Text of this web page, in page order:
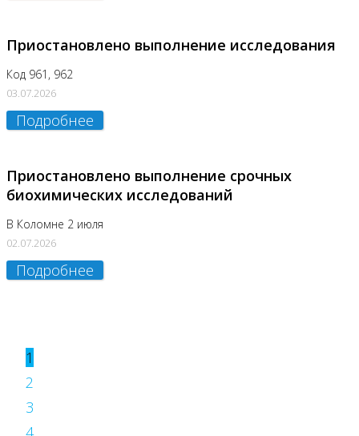
Приостановлено выполнение исследования
Код 961, 962
03.07.2026
Подробнее
Приостановлено выполнение срочных
биохимических исследований
В Коломне 2 июля
02.07.2026
Подробнее
1
2
3
4